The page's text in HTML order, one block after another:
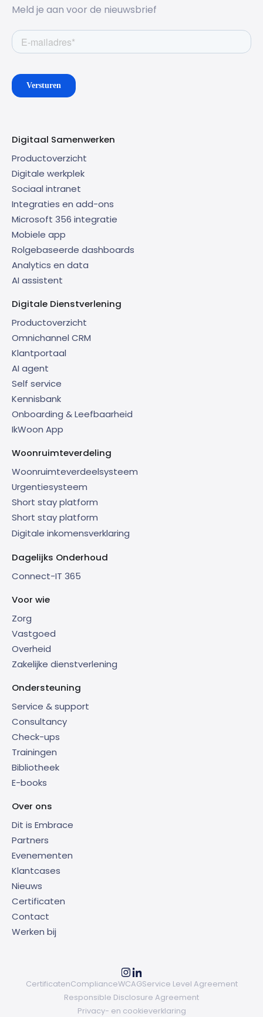
Meld je aan voor de nieuwsbrief
Digitaal Samenwerken
Productoverzicht
Digitale werkplek
Sociaal intranet
Integraties en add-ons
Microsoft 356 integratie
Mobiele app
Rolgebaseerde dashboards
Analytics en data
AI assistent
Digitale Dienstverlening
Productoverzicht
Omnichannel CRM
Klantportaal
AI agent
Self service
Kennisbank
Onboarding & Leefbaarheid
IkWoon App
Woonruimteverdeling
Woonruimteverdeelsysteem
Urgentiesysteem
Short stay platform
Short stay platform
Digitale inkomensverklaring
Dagelijks Onderhoud
Connect-IT 365
Voor wie
Zorg
Vastgoed
Overheid
Zakelijke dienstverlening
Ondersteuning
Service & support
Consultancy
Check-ups
Trainingen
Bibliotheek
E-books
Over ons
Dit is Embrace
Partners
Evenementen
Klantcases
Nieuws
Certificaten
Contact
Werken bij
CertificatenComplianceWCAGService Level Agreement
Responsible Disclosure Agreement
Privacy- en cookieverklaring